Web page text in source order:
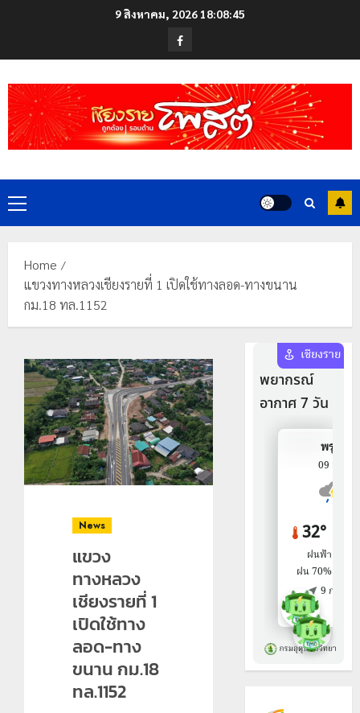
9 สิงหาคม, 2026 18:08:46
Facebook
Primary
Menu
Home
แขวงทางหลวงเชียงรายที่ 1 เปิดใช้ทางลอด-ทางขนาน
กม.18 ทล.1152
News
แขวง
ทางหลวง
เชียงรายที่ 1
เปิดใช้ทาง
ลอด-ทาง
ขนาน กม.18
ทล.1152